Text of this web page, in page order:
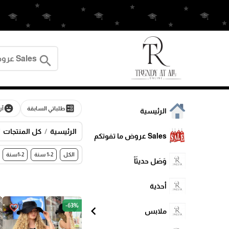
search
الرئيسية
Sales عروض ما تفوتكم
وَصَل حديثَاً
أحذية
ملابس chevron_left
ballotطلباتي السابقة emoji_emotions
الرئيسية كل المنتجات
الكل 1-2 سنة 1-2سنة
favorite_border -63%